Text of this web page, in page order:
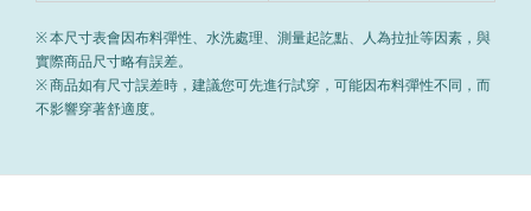
※ 本尺寸表會因布料彈性、水洗處理、測量起訖點、人為拉扯等因素，與
實際商品尺寸略有誤差。
※ 商品如有尺寸誤差時，建議您可先進行試穿，可能因布料彈性不同，而
不影響穿著舒適度。